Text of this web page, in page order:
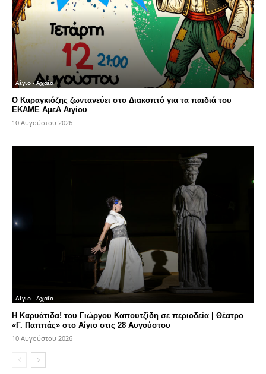
Αίγιο - Αχαΐα
Ο Καραγκιόζης ζωντανεύει στο Διακοπτό για τα παιδιά του
ΕΚΑΜΕ ΑμεΑ Αιγίου
10 Αυγούστου 2026
Αίγιο - Αχαΐα
Η Καρυάτιδα! του Γιώργου Καπουτζίδη σε περιοδεία | Θέατρο
«Γ. Παππάς» στο Αίγιο στις 28 Αυγούστου
10 Αυγούστου 2026